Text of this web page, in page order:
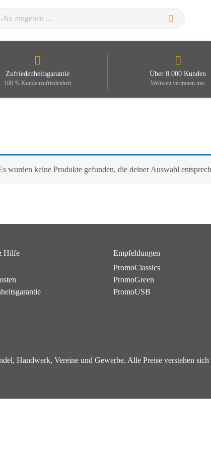
Zufriedenheitsgarantie
100 % Kundenzufriedenheit
Über 8.000 Kunden
Weltweit vertrauen uns
wurden keine Produkte gefunden, die deiner Auswahl
Hilfe
Empfehlungen
PromoClassics
PromoGreen
PromoUSB
Handwerk, Vereine und Gewerbe. Alle Preise verstehen